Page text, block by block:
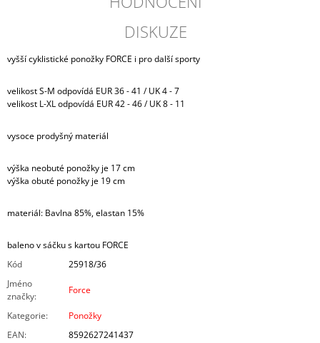
DISKUZE
vyšší cyklistické ponožky FORCE i pro další sporty
velikost S-M odpovídá EUR 36 - 41 / UK 4 - 7
velikost L-XL odpovídá EUR 42 - 46 / UK 8 - 11
vysoce prodyšný materiál
výška neobuté ponožky je 17 cm
výška obuté ponožky je 19 cm
materiál: Bavlna 85%, elastan 15%
baleno v sáčku s kartou FORCE
Kód
25918/36
Jméno
značky:
Force
Kategorie:
Ponožky
EAN:
8592627241437